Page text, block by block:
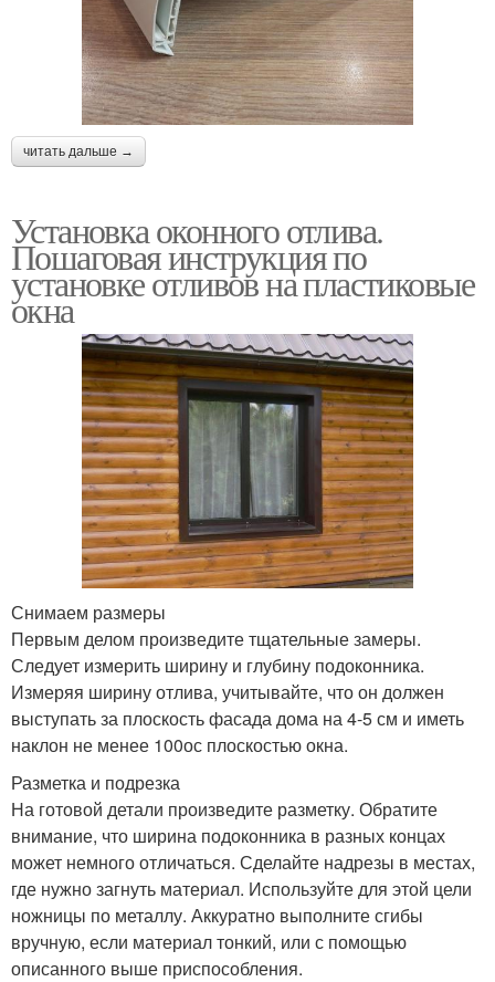
читать дальше →
Установка оконного отлива.
Пошаговая инструкция по
установке отливов на пластиковые
окна
Снимаем размеры
Первым делом произведите тщательные замеры.
Следует измерить ширину и глубину подоконника.
Измеряя ширину отлива, учитывайте, что он должен
выступать за плоскость фасада дома на 4-5 см и иметь
наклон не менее 100ос плоскостью окна.
Разметка и подрезка
На готовой детали произведите разметку. Обратите
внимание, что ширина подоконника в разных концах
может немного отличаться. Сделайте надрезы в местах,
где нужно загнуть материал. Используйте для этой цели
ножницы по металлу. Аккуратно выполните сгибы
вручную, если материал тонкий, или с помощью
описанного выше приспособления.